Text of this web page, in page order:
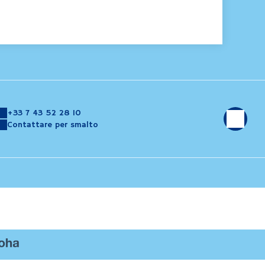
+33 7 43 52 28 10
Contattare per smalto